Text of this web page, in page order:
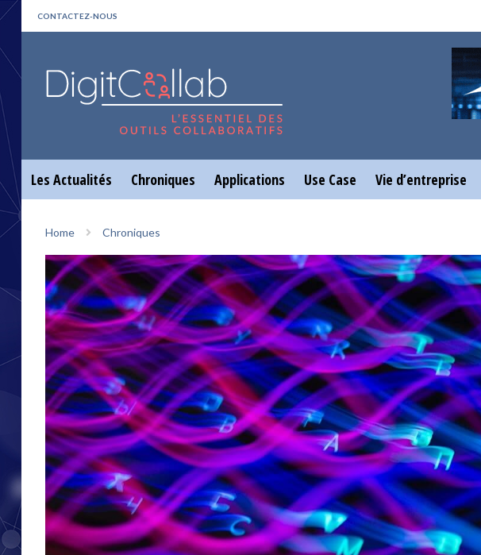
CONTACTEZ-NOUS
Les Actualités Chroniques Applications Use Case Vie d’entreprise
Home Chroniques